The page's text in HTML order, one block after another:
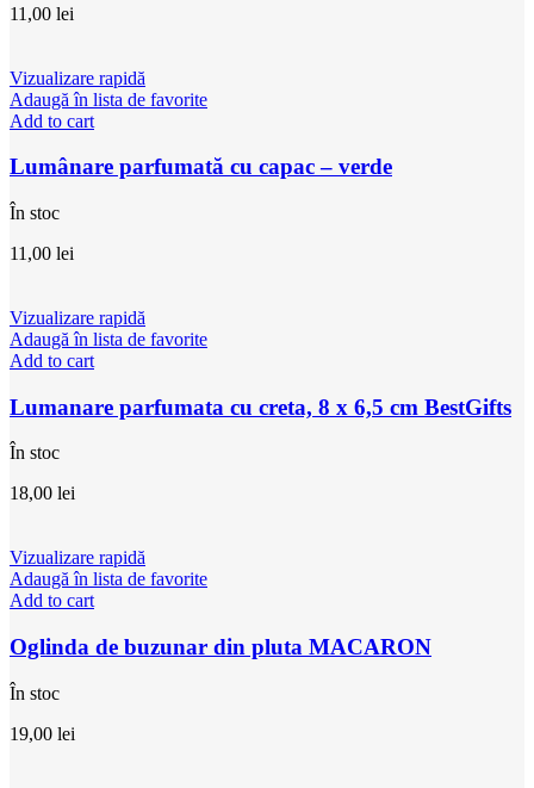
11,00 lei
Vizualizare rapidă
Adaugă în lista de favorite
Add to cart
Lumânare parfumată cu capac – verde
În stoc
11,00 lei
Vizualizare rapidă
Adaugă în lista de favorite
Add to cart
Lumanare parfumata cu creta, 8 x 6,5 cm BestGifts
În stoc
18,00 lei
Vizualizare rapidă
Adaugă în lista de favorite
Add to cart
Oglinda de buzunar din pluta MACARON
În stoc
19,00 lei